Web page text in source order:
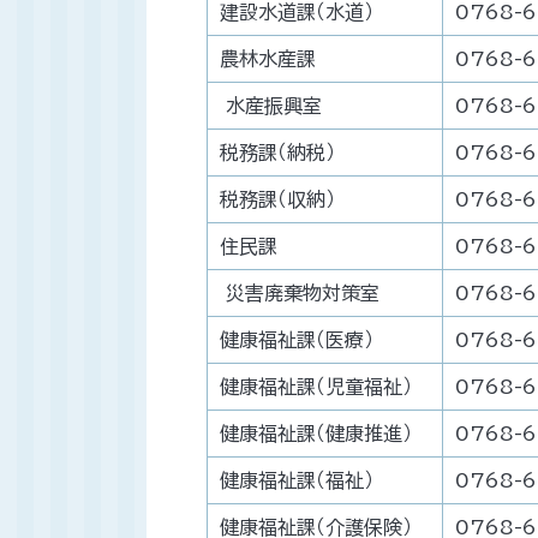
建設水道課（水道） 0768-
農林水産課 0768-
水産振興室 0768-
税務課（納税） 0768-
税務課（収納） 0768-
住民課 0768-
災害廃棄物対策室 0768-
健康福祉課（医療） 0768-
健康福祉課（児童福祉） 0768-
健康福祉課（健康推進） 0768-
健康福祉課（福祉） 0768-
健康福祉課（介護保険） 0768-